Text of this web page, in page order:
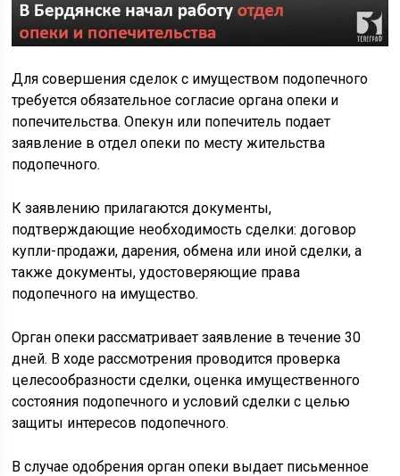
Для совершения сделок с имуществом подопечного
требуется обязательное согласие органа опеки и
попечительства. Опекун или попечитель подает
заявление в отдел опеки по месту жительства
подопечного.
К заявлению прилагаются документы,
подтверждающие необходимость сделки: договор
купли-продажи, дарения, обмена или иной сделки, а
также документы, удостоверяющие права
подопечного на имущество.
Орган опеки рассматривает заявление в течение 30
дней. В ходе рассмотрения проводится проверка
целесообразности сделки, оценка имущественного
состояния подопечного и условий сделки с целью
защиты интересов подопечного.
В случае одобрения орган опеки выдает письменное